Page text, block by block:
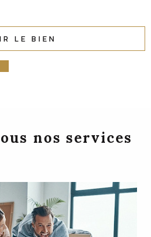
LE BIEN
nos services